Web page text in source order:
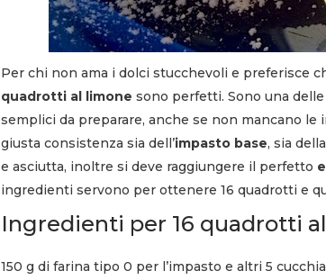
Per chi non ama i dolci stucchevoli e preferisce
quadrotti al limone sono perfetti. Sono una
semplici da preparare, anche se non mancano
giusta consistenza sia dell’impasto base, sia della
e asciutta, inoltre si deve raggiungere il perfetto
ingredienti servono per ottenere 16 quadrotti e
Ingredienti per 16 quadrotti
150 g di farina tipo 0 per l’impasto e altri 5